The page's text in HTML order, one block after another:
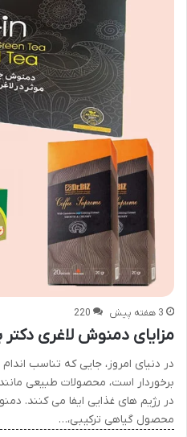
3 هفته پیش 220
مزایای دمنوش لاغری دکتر
در دنیای امروز، جایی که تناسب
برخوردار است، محصولات طبیعی
در رژیم های غذایی ایفا می کنند.
محصول گیاهی ترکیبی،…